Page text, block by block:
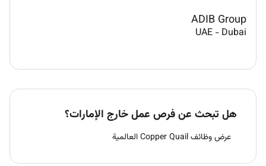
ADIB Group
UAE - Dubai
هل تبحث عن فرص عمل خارج الإمارات؟
عرض وظائف Copper Quail العالمية